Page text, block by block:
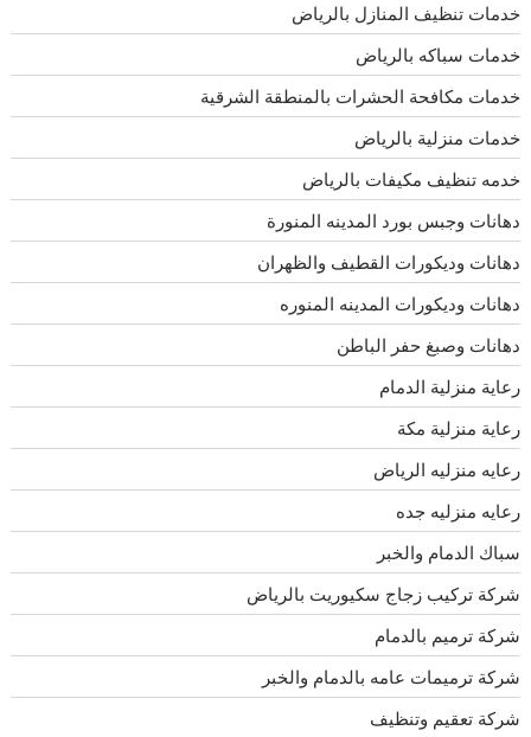
خدمات تنظيف المنازل بالرياض
خدمات سباكه بالرياض
خدمات مكافحة الحشرات بالمنطقة الشرقية
خدمات منزلية بالرياض
خدمه تنظيف مكيفات بالرياض
دهانات وجبس بورد المدينه المنورة
دهانات وديكورات القطيف والظهران
دهانات وديكورات المدينه المنوره
دهانات وصبغ حفر الباطن
رعاية منزلية الدمام
رعاية منزلية مكة
رعايه منزليه الرياض
رعايه منزليه جده
سباك الدمام والخبر
شركة تركيب زجاج سكيوريت بالرياض
شركة ترميم بالدمام
شركة ترميمات عامه بالدمام والخبر
شركة تعقيم وتنظيف